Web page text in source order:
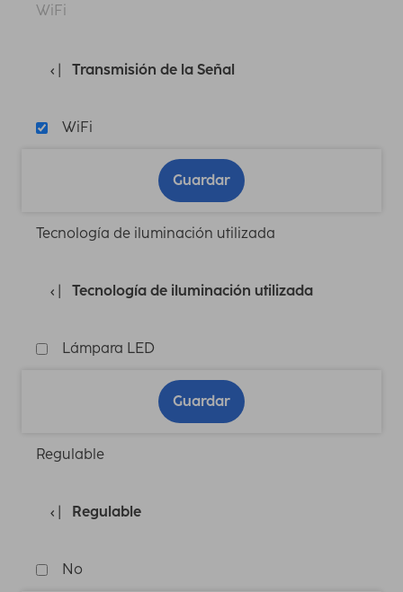
WiFi
Transmisión de la Señal
WiFi
Guardar
Tecnología de iluminación utilizada
Tecnología de iluminación utilizada
Lámpara LED
Guardar
Regulable
Regulable
No